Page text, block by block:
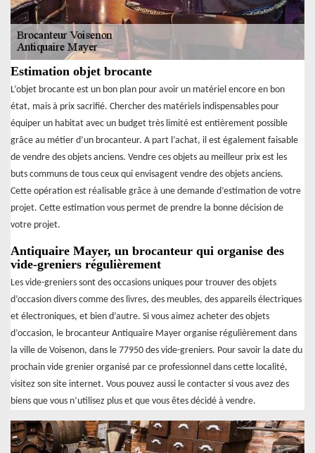
Estimation objet brocante
L’objet brocante est un bon plan pour avoir un matériel encore en bon
état, mais à prix sacrifié. Chercher des matériels indispensables pour
équiper un habitat avec un budget très limité est entièrement possible
grâce au métier d’un brocanteur. A part l’achat, il est également faisable
de vendre des objets anciens. Vendre ces objets au meilleur prix est les
buts communs de tous ceux qui envisagent vendre des objets anciens.
Cette opération est réalisable grâce à une demande d’estimation de votre
projet. Cette estimation vous permet de prendre la bonne décision de
votre projet.
Antiquaire Mayer, un brocanteur qui organise des
vide-greniers régulièrement
Les vide-greniers sont des occasions uniques pour trouver des objets
d’occasion divers comme des livres, des meubles, des appareils électriques
et électroniques, et bien d’autre. Si vous aimez acheter des objets
d’occasion, le brocanteur Antiquaire Mayer organise régulièrement dans
la ville de Voisenon, dans le 77950 des vide-greniers. Pour savoir la date du
prochain vide grenier organisé par ce professionnel dans cette localité,
visitez son site internet. Vous pouvez aussi le contacter si vous avez des
biens que vous n’utilisez plus et que vous êtes décidé à vendre.